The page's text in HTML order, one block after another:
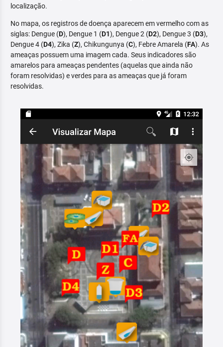
localização.
No mapa, os registros de doença aparecem em vermelho com as
siglas: Dengue (D), Dengue 1 (D1), Dengue 2 (D2), Dengue 3 (D3),
Dengue 4 (D4), Zika (Z), Chikungunya (C), Febre Amarela (FA). As
ameaças possuem uma imagem cada. Seus indicadores são
amarelos para ameaças pendentes (aquelas que ainda não
foram resolvidas) e verdes para as ameaças que já foram
resolvidas.